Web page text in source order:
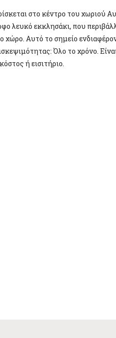
στο κέντρο του χωριού
λευκό εκκλησάκι, που
χώρο. Αυτό το σημείο
Όλο το χρόνο.
ή εισιτήριο.